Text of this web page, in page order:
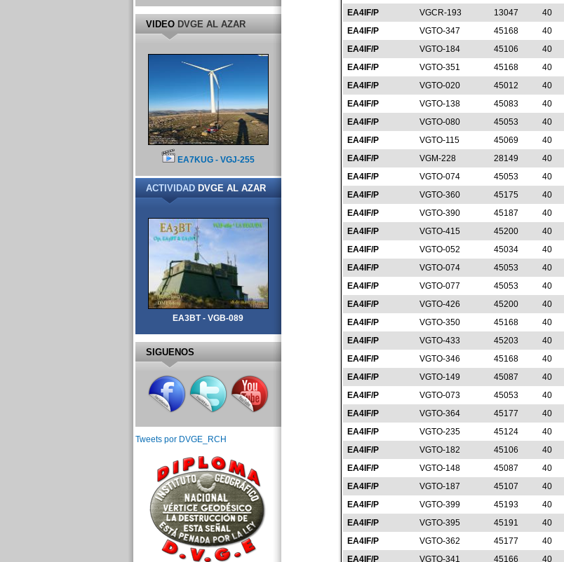
EA4IF/P
VGCR-193 13047 40
EA4IF/P
VGTO-347 45168 40
EA4IF/P
VGTO-184 45106 40
EA4IF/P
VGTO-351 45168 40
EA4IF/P
VGTO-020 45012 40
EA4IF/P
VGTO-138 45083 40
EA4IF/P
VGTO-080 45053 40
EA4IF/P
VGTO-115 45069 40
EA4IF/P
VGM-228 28149 40
EA4IF/P
VGTO-074 45053 40
EA4IF/P
VGTO-360 45175 40
EA4IF/P
VGTO-390 45187 40
EA4IF/P
VGTO-415 45200 40
EA4IF/P
VGTO-052 45034 40
EA4IF/P
VGTO-074 45053 40
EA4IF/P
VGTO-077 45053 40
EA4IF/P
VGTO-426 45200 40
EA4IF/P
VGTO-350 45168 40
EA4IF/P
VGTO-433 45203 40
EA4IF/P
VGTO-346 45168 40
EA4IF/P
VGTO-149 45087 40
EA4IF/P
VGTO-073 45053 40
EA4IF/P
VGTO-364 45177 40
EA4IF/P
VGTO-235 45124 40
EA4IF/P
VGTO-182 45106 40
EA4IF/P
VGTO-148 45087 40
EA4IF/P
VGTO-187 45107 40
EA4IF/P
VGTO-399 45193 40
EA4IF/P
VGTO-395 45191 40
EA4IF/P
VGTO-362 45177 40
EA4IF/P
VGTO-341 45166 40
VIDEODVGE AL AZAR
EA7KUG - VGJ-255
ACTIVIDADDVGE AL AZAR
EA3BT - VGB-089
SIGUENOS
Tweets por DVGE_RCH